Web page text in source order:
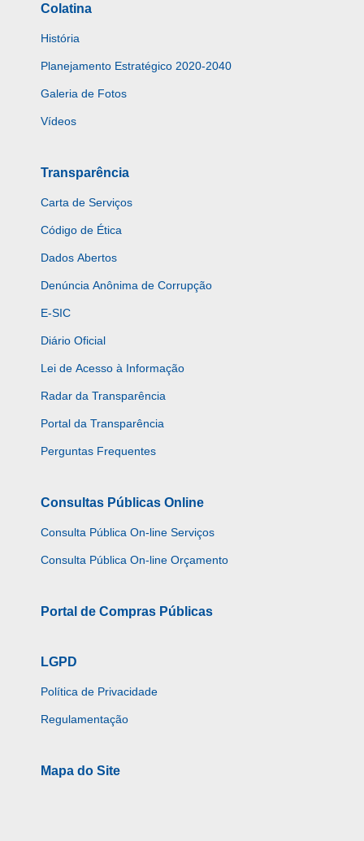
Colatina
História
Planejamento Estratégico 2020-2040
Galeria de Fotos
Vídeos
Transparência
Carta de Serviços
Código de Ética
Dados Abertos
Denúncia Anônima de Corrupção
E-SIC
Diário Oficial
Lei de Acesso à Informação
Radar da Transparência
Portal da Transparência
Perguntas Frequentes
Consultas Públicas Online
Consulta Pública On-line Serviços
Consulta Pública On-line Orçamento
Portal de Compras Públicas
LGPD
Política de Privacidade
Regulamentação
Mapa do Site